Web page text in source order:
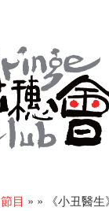
節目 » » 《小丑醫